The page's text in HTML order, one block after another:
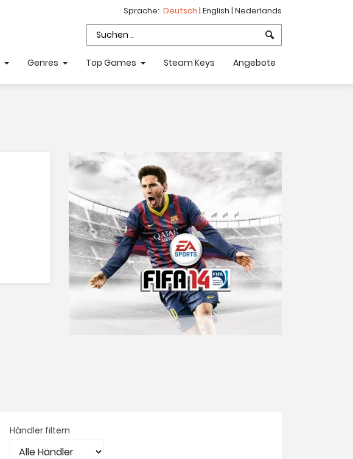
Sprache: Deutsch | English | Nederlands
Genres Top Games Steam Keys Angebote
Händler filtern